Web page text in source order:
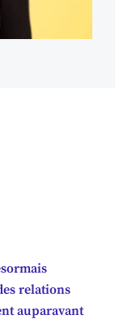
relations
auparavant